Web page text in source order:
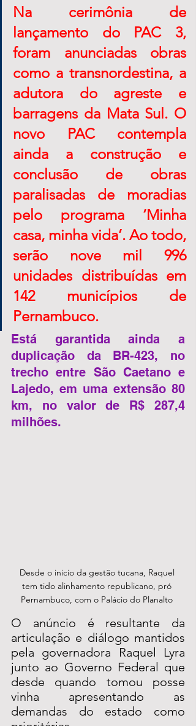
Na cerimônia de
lançamento do PAC 3,
foram anunciadas obras
como a transnordestina, a
adutora do agreste e
barragens da Mata Sul. O
novo PAC contempla
ainda a construção e
conclusão de obras
paralisadas de moradias
pelo programa ‘Minha
casa, minha vida’. Ao todo,
serão nove mil 996
unidades distribuídas em
142 municípios de
Pernambuco.
Está garantida ainda a
duplicação da BR-423, no
trecho entre São Caetano e
Lajedo, em uma extensão 80
km, no valor de R$ 287,4
milhões.
Desde o inicio da gestão tucana, Raquel
tem tido alinhamento republicano, pró
Pernambuco, com o Palácio do Planalto
O anúncio é resultante da
articulação e diálogo mantidos
pela governadora Raquel Lyra
junto ao Governo Federal que
desde quando tomou posse
vinha apresentando as
demandas do estado como